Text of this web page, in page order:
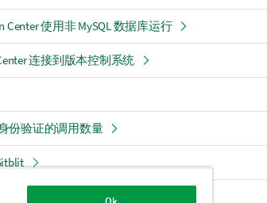
Center 使用非 MySQL 数据库运行
连接到版本控制系统
份验证的调用数量
CodeCommit